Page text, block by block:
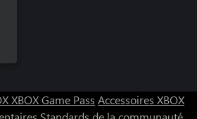
XBOX Game Pass Accessoires XBOX